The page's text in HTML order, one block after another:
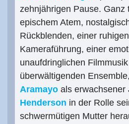
zehnjährigen Pause. Ganz
epischem Atem,
Rückblenden, einer
Kameraführung, einer
unaufdringlichen
überwältigenden
Aramayo als erwachsener
Henderson in der Rolle
schwermütigen Mutter